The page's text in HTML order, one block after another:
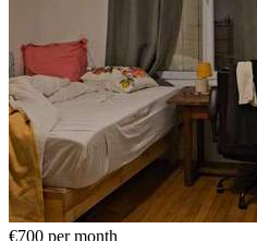
€700 per month